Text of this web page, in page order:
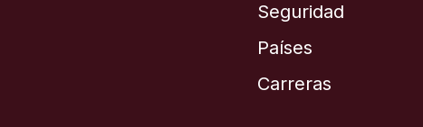
Seguridad
Países
Carreras